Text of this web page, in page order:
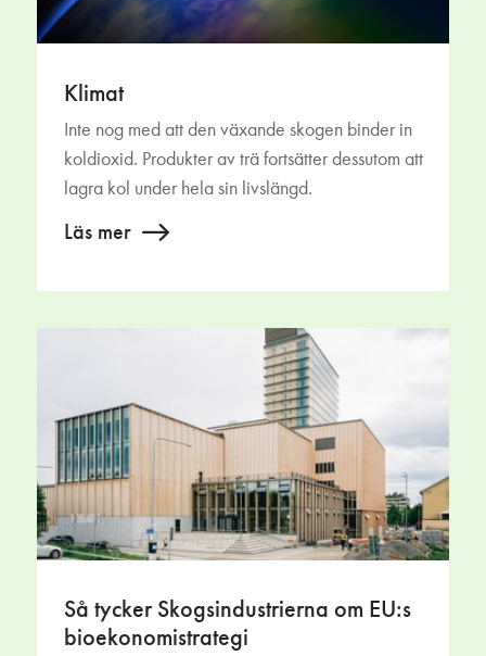
Klimat
Inte nog med att den växande skogen binder in
koldioxid. Produkter av trä fortsätter dessutom att
lagra kol under hela sin livslängd.
Läs mer
Så tycker Skogsindustrierna om EU:s
bioekonomistrategi